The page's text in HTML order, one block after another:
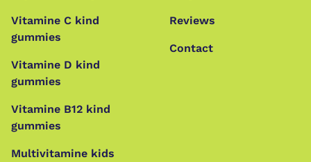
Vitamine C kind
gummies
Vitamine D kind
gummies
Vitamine B12 kind
gummies
Multivitamine kids
Reviews
Contact